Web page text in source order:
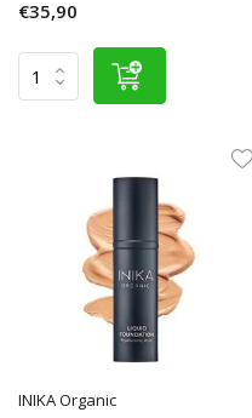
€35,90
INIKA Organic